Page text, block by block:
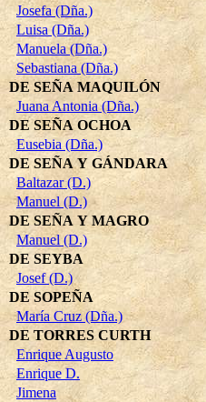
Josefa (Dña.)
Luisa (Dña.)
Manuela (Dña.)
Sebastiana (Dña.)
DE SEÑA MAQUILÓN
Juana Antonia (Dña.)
DE SEÑA OCHOA
Eusebia (Dña.)
DE SEÑA Y GÁNDARA
Baltazar (D.)
Manuel (D.)
DE SEÑA Y MAGRO
Manuel (D.)
DE SEYBA
Josef (D.)
DE SOPEÑA
María Cruz (Dña.)
DE TORRES CURTH
Enrique Augusto
Enrique D.
Jimena